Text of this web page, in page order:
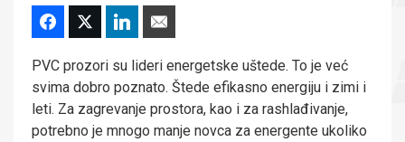
PVC prozori su lideri energetske uštede. To je već
svima dobro poznato. Štede efikasno energiju i zimi i
leti. Za zagrevanje prostora, kao i za rashlađivanje,
potrebno je mnogo manje novca za energente ukoliko